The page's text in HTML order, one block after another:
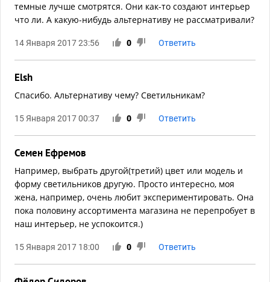
темные лучше смотрятся. Они как-то создают интерьер
что ли. А какую-нибудь альтернативу не рассматривали?
14 Января 2017 23:56 0 Ответить
Elsh
Спасибо. Альтернативу чему? Светильникам?
15 Января 2017 00:37 0 Ответить
Семен Ефремов
Например, выбрать другой(третий) цвет или модель и
форму светильников другую. Просто интересно, моя
жена, например, очень любит экспериментировать. Она
пока половину ассортимента магазина не перепробует в
наш интерьер, не успокоится.)
15 Января 2017 18:00 0 Ответить